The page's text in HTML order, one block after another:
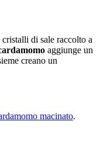
di sale raccolto a
aggiunge un
creano un
macinato.